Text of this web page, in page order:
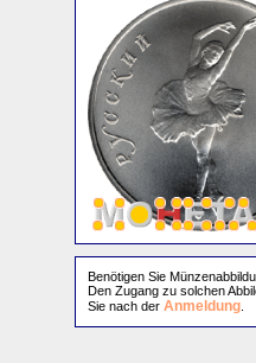
Benötigen Sie
Den Zugang zu solchen
Sie nach der Anmeldung.